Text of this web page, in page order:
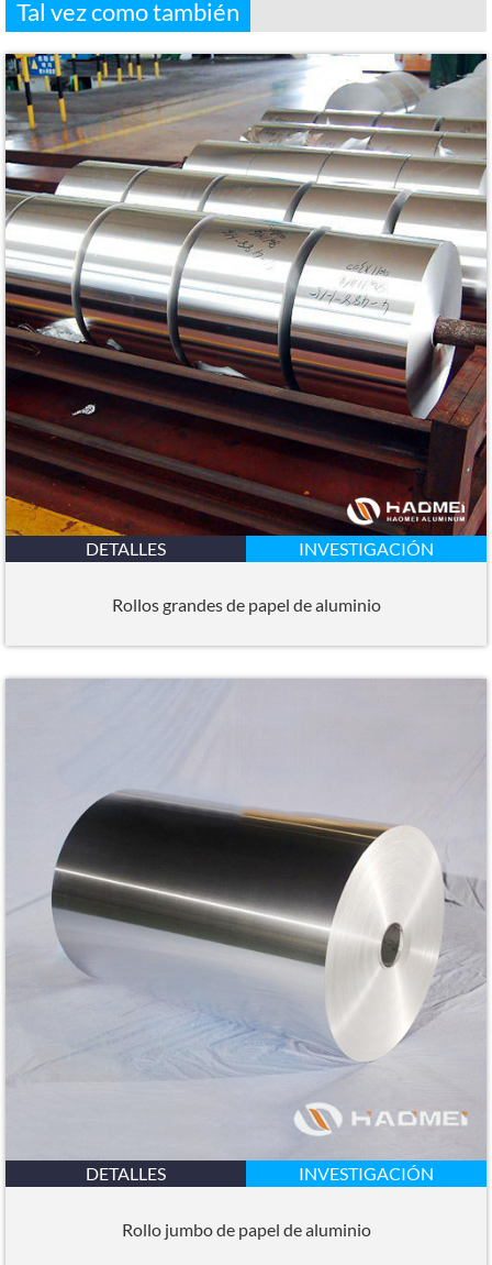
Tal vez como también
DETALLES INVESTIGACIÓN
Rollos grandes de papel de aluminio
DETALLES INVESTIGACIÓN
Rollo jumbo de papel de aluminio